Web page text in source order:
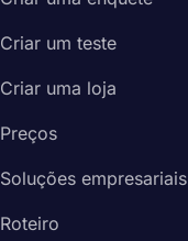
Criar um teste
Criar uma loja
Preços
Soluções empresariais
Roteiro